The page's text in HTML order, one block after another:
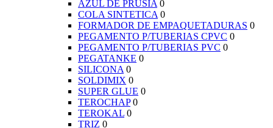
AZUL DE PRUSIA 0
COLA SINTETICA 0
FORMADOR DE EMPAQUETADURAS 0
PEGAMENTO P/TUBERIAS CPVC 0
PEGAMENTO P/TUBERIAS PVC 0
PEGATANKE 0
SILICONA 0
SOLDIMIX 0
SUPER GLUE 0
TEROCHAP 0
TEROKAL 0
TRIZ 0